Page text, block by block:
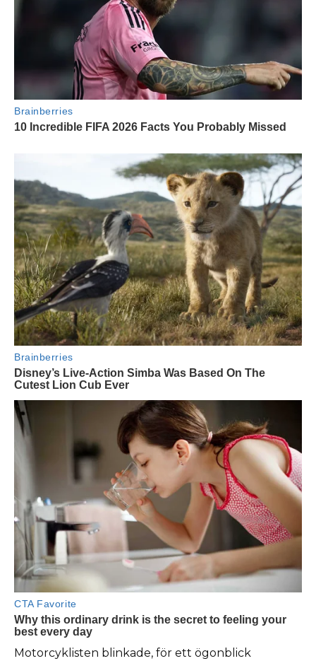
Motorcyklisten blinkade, för ett ögonblick